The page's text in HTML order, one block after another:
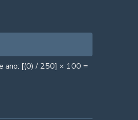
ano: [(0) / 250] × 100 =